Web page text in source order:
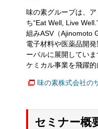
味の素グループは、
ち“Eat Well, Live
組みASV（Ajinomoto
電子材料や医薬品開
ーバルに展開してい
ケミカル事業を飛躍
味の素株式会社の
セミナー概